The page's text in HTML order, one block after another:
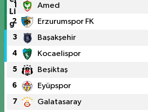
1 Amed
2 Erzurumspor FK
3 Başakşehir
4 Kocaelispor
5 Beşiktaş
6 Eyüpspor
7 Galatasaray